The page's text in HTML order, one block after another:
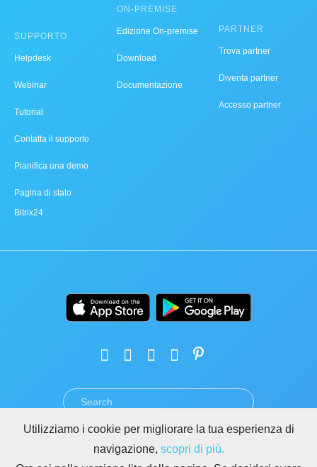
SUPPORTO
Helpdesk
Webinar
Tutorial
Contatta il supporto
Pianifica una demo
Pagina di stato
Bitrix24
ON-PREMISE
Edizione On-premise
Download
Documentazione
PARTNER
Trova partner
Diventa partner
Accesso partner
PRIVACY GDPR
ABUSO
REGOLE PER I SITI DI BITRIX24
Utilizziamo i cookie per migliorare la tua esperienza di
navigazione, scopri di più.